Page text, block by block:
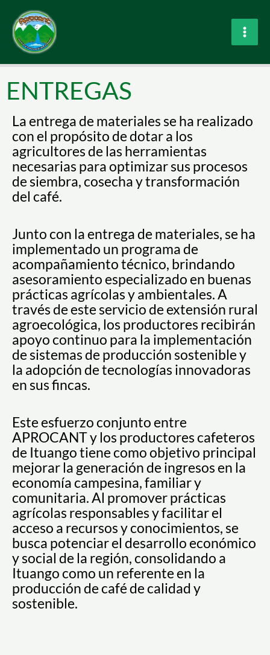
contenido
ENTREGAS
La entrega de materiales se ha realizado
con el propósito de dotar a los
agricultores de las herramientas
necesarias para optimizar sus procesos
de siembra, cosecha y transformación
del café.
Junto con la entrega de materiales, se ha
implementado un programa de
acompañamiento técnico, brindando
asesoramiento especializado en buenas
prácticas agrícolas y ambientales. A
través de este servicio de extensión rural
agroecológica, los productores recibirán
apoyo continuo para la implementación
de sistemas de producción sostenible y
la adopción de tecnologías innovadoras
en sus fincas.
Este esfuerzo conjunto entre
APROCANT y los productores cafeteros
de Ituango tiene como objetivo principal
mejorar la generación de ingresos en la
economía campesina, familiar y
comunitaria. Al promover prácticas
agrícolas responsables y facilitar el
acceso a recursos y conocimientos, se
busca potenciar el desarrollo económico
y social de la región, consolidando a
Ituango como un referente en la
producción de café de calidad y
sostenible.